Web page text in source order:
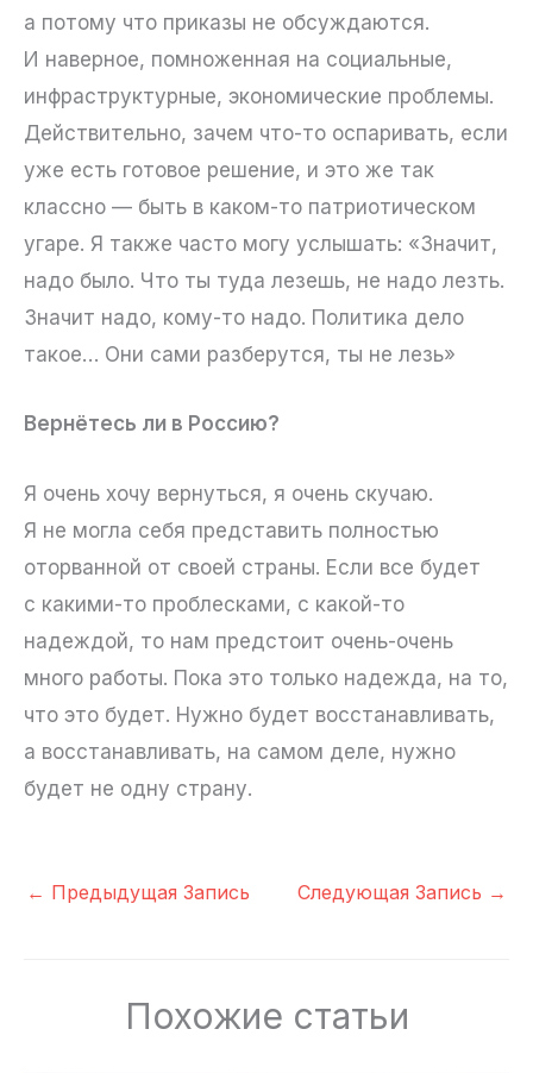
а потому что приказы не обсуждаются.
И наверное, помноженная на социальные,
инфраструктурные, экономические проблемы.
Действительно, зачем что-то оспаривать, если
уже есть готовое решение, и это же так
классно — быть в каком-то патриотическом
угаре. Я также часто могу услышать: «Значит,
надо было. Что ты туда лезешь, не надо лезть.
Значит надо, кому-то надо. Политика дело
такое… Они сами разберутся, ты не лезь»
Вернётесь ли в Россию?
Я очень хочу вернуться, я очень скучаю.
Я не могла себя представить полностью
оторванной от своей страны. Если все будет
с какими-то проблесками, с какой-то
надеждой, то нам предстоит очень-очень
много работы. Пока это только надежда, на то,
что это будет. Нужно будет восстанавливать,
а восстанавливать, на самом деле, нужно
будет не одну страну.
← Предыдущая Запись Следующая Запись →
Похожие статьи